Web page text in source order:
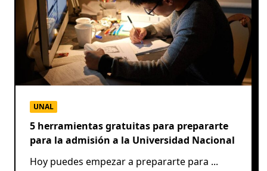
UNAL
5 herramientas gratuitas para prepararte
para la admisión a la Universidad Nacional
Hoy puedes empezar a prepararte para ...